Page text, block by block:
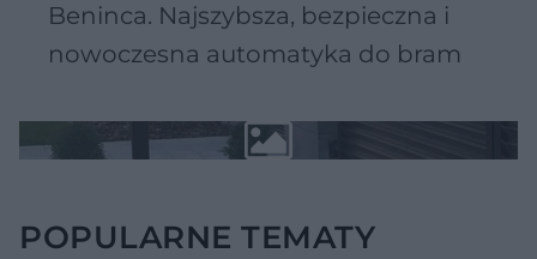
Beninca. Najszybsza, bezpieczna i
nowoczesna automatyka do bram
POPULARNE TEMATY